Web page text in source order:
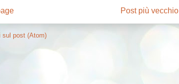
Post più vecchio
sul post (Atom)